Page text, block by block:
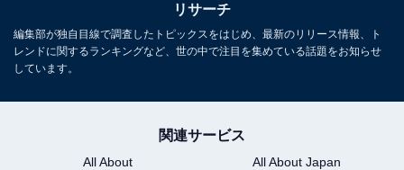
リサーチ
編集部が独自目線で調査したトピックスをはじめ、最新のリリース情報、ト
レンドに関するランキングなど、世の中で注目を集めている話題をお知らせ
しています。
関連サービス
All About
All About Japan